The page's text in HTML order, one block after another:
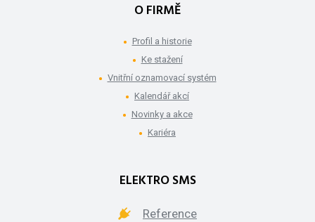
O FIRMĚ
Profil a historie
Ke stažení
Vnitřní oznamovací systém
Kalendář akcí
Novinky a akce
Kariéra
ELEKTRO SMS
Reference